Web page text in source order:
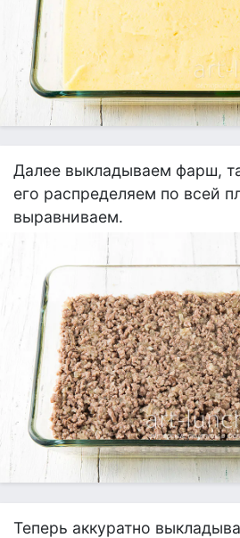
Далее выкладываем фарш,
его распределяем по всей
выравниваем.
Теперь аккуратно